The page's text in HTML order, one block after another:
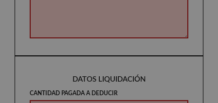
DATOS LIQUIDACIÓN
CANTIDAD PAGADA A DEDUCIR